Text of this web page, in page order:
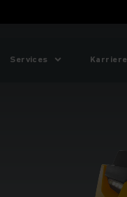
Services Karriere